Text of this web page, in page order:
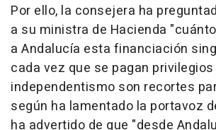
Por ello, la consejera ha
a su ministra de Hacienda
a Andalucía esta financiación
cada vez que se pagan privilegios
independentismo son recortes
según ha lamentado la portavoz
ha advertido de que "desde